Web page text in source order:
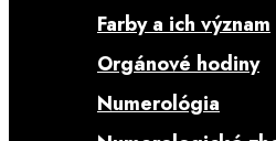
Farby a ich význam
Orgánové hodiny
Numerológia